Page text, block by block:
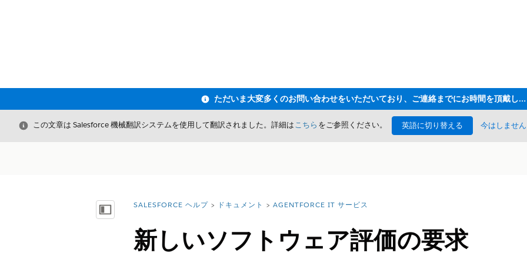
ただいま大変多くのお問い合わせをいただいており、ご連絡までにお時間を頂戴しております
閉じる
この文章は Salesforce 機械翻訳システムを使用して翻訳されました。詳細はこちら をご参照ください。 英語に切り替える 今はしません
目次を表示詳細情報:
SALESFORCE ヘルプ ドキュメント AGENTFORCE IT サービス
新しいソフトウェア評価の要求